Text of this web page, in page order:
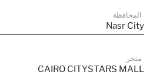
المحافظة
Nasr City
متجر
CAIRO CITYSTARS MALL